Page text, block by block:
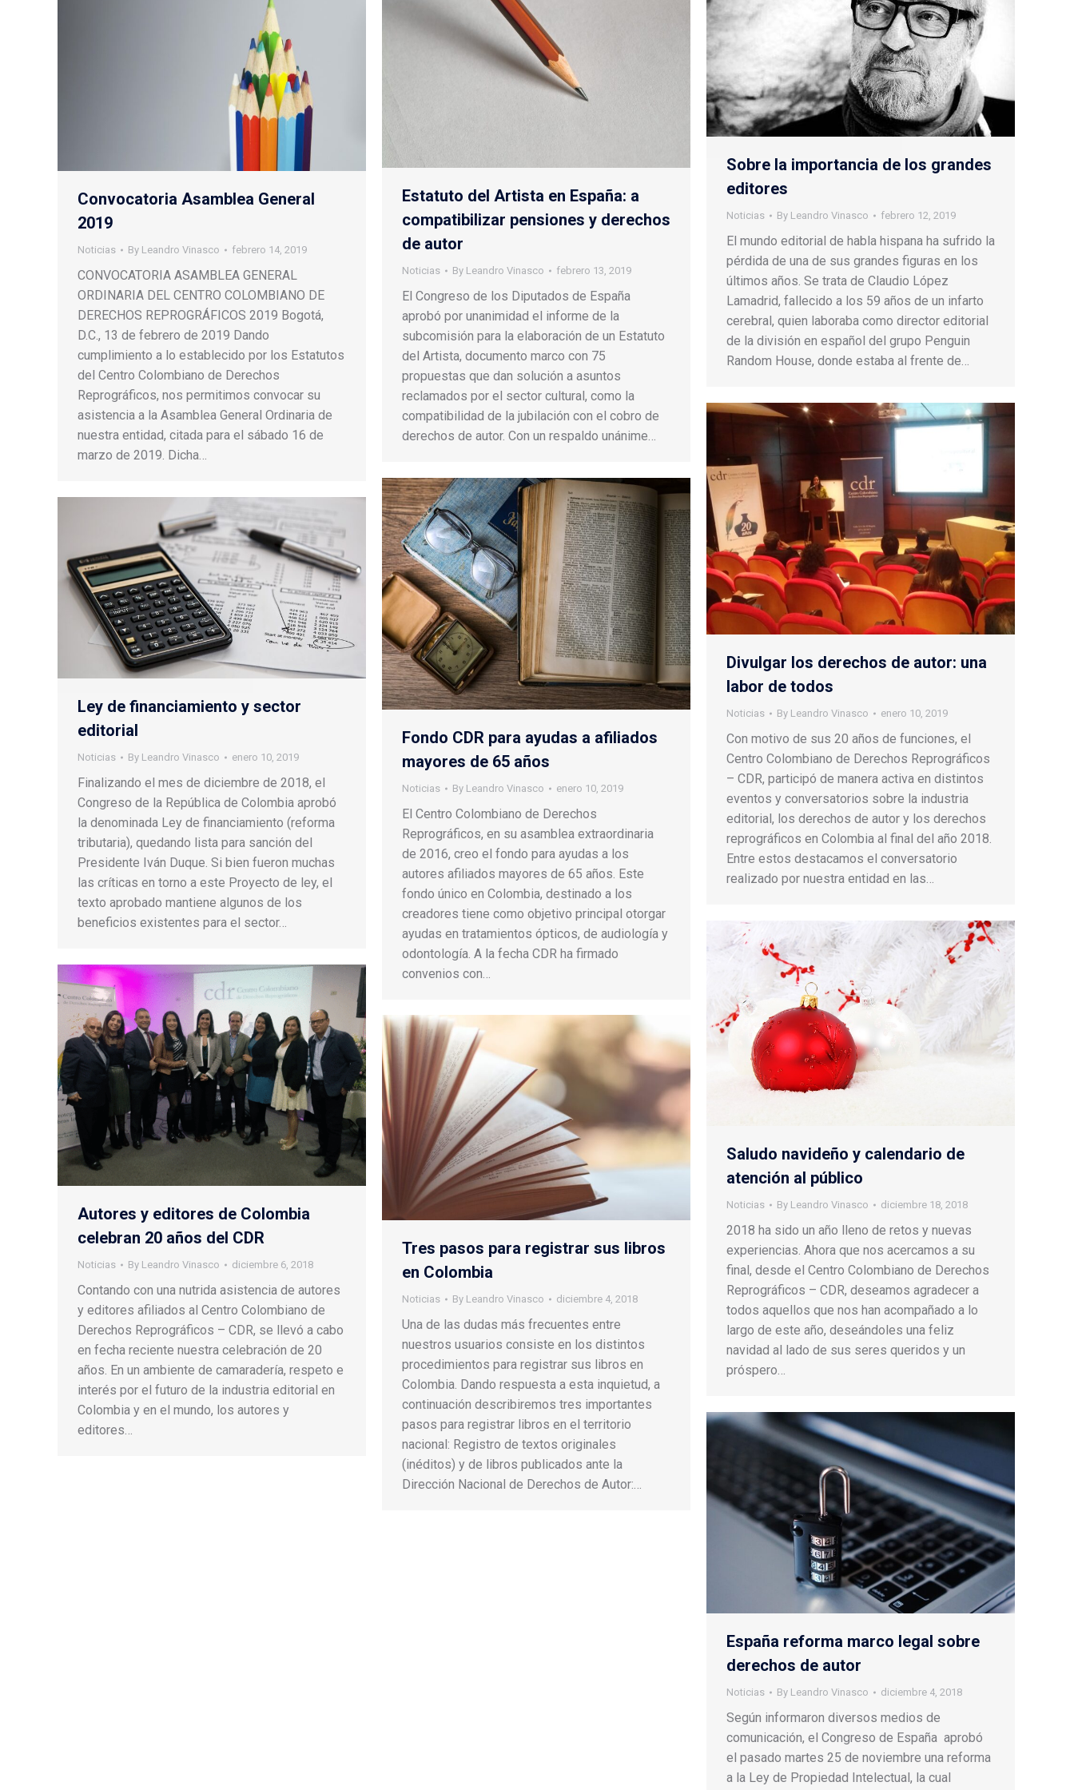
Convocatoria Asamblea General
2019
Noticias By Leandro Vinasco febrero 14, 2019
CONVOCATORIA ASAMBLEA GENERAL
ORDINARIA DEL CENTRO COLOMBIANO DE
DERECHOS REPROGRÁFICOS 2019 Bogotá,
D.C., 13 de febrero de 2019 Dando
cumplimiento a lo establecido por los Estatutos
del Centro Colombiano de Derechos
Reprográficos, nos permitimos convocar su
asistencia a la Asamblea General Ordinaria de
nuestra entidad, citada para el sábado 16 de
marzo de 2019. Dicha…
Estatuto del Artista en España: a
compatibilizar pensiones y derechos
de autor
Noticias By Leandro Vinasco febrero 13, 2019
El Congreso de los Diputados de España
aprobó por unanimidad el informe de la
subcomisión para la elaboración de un Estatuto
del Artista, documento marco con 75
propuestas que dan solución a asuntos
reclamados por el sector cultural, como la
compatibilidad de la jubilación con el cobro de
derechos de autor. Con un respaldo unánime…
Sobre la importancia de los grandes
editores
Noticias By Leandro Vinasco febrero 12, 2019
El mundo editorial de habla hispana ha sufrido la
pérdida de una de sus grandes figuras en los
últimos años. Se trata de Claudio López
Lamadrid, fallecido a los 59 años de un infarto
cerebral, quien laboraba como director editorial
de la división en español del grupo Penguin
Random House, donde estaba al frente de…
Divulgar los derechos de autor: una
labor de todos
Noticias By Leandro Vinasco enero 10, 2019
Con motivo de sus 20 años de funciones, el
Centro Colombiano de Derechos Reprográficos
– CDR, participó de manera activa en distintos
eventos y conversatorios sobre la industria
editorial, los derechos de autor y los derechos
reprográficos en Colombia al final del año 2018.
Entre estos destacamos el conversatorio
realizado por nuestra entidad en las…
Fondo CDR para ayudas a afiliados
mayores de 65 años
Noticias By Leandro Vinasco enero 10, 2019
El Centro Colombiano de Derechos
Reprográficos, en su asamblea extraordinaria
de 2016, creo el fondo para ayudas a los
autores afiliados mayores de 65 años. Este
fondo único en Colombia, destinado a los
creadores tiene como objetivo principal otorgar
ayudas en tratamientos ópticos, de audiología y
odontología. A la fecha CDR ha firmado
convenios con…
Ley de financiamiento y sector
editorial
Noticias By Leandro Vinasco enero 10, 2019
Finalizando el mes de diciembre de 2018, el
Congreso de la República de Colombia aprobó
la denominada Ley de financiamiento (reforma
tributaria), quedando lista para sanción del
Presidente Iván Duque. Si bien fueron muchas
las críticas en torno a este Proyecto de ley, el
texto aprobado mantiene algunos de los
beneficios existentes para el sector…
Saludo navideño y calendario de
atención al público
Noticias By Leandro Vinasco diciembre 18, 2018
2018 ha sido un año lleno de retos y nuevas
experiencias. Ahora que nos acercamos a su
final, desde el Centro Colombiano de Derechos
Reprográficos – CDR, deseamos agradecer a
todos aquellos que nos han acompañado a lo
largo de este año, deseándoles una feliz
navidad al lado de sus seres queridos y un
próspero…
Autores y editores de Colombia
celebran 20 años del CDR
Noticias By Leandro Vinasco diciembre 6, 2018
Contando con una nutrida asistencia de autores
y editores afiliados al Centro Colombiano de
Derechos Reprográficos – CDR, se llevó a cabo
en fecha reciente nuestra celebración de 20
años. En un ambiente de camaradería, respeto e
interés por el futuro de la industria editorial en
Colombia y en el mundo, los autores y
editores…
Tres pasos para registrar sus libros
en Colombia
Noticias By Leandro Vinasco diciembre 4, 2018
Una de las dudas más frecuentes entre
nuestros usuarios consiste en los distintos
procedimientos para registrar sus libros en
Colombia. Dando respuesta a esta inquietud, a
continuación describiremos tres importantes
pasos para registrar libros en el territorio
nacional: Registro de textos originales
(inéditos) y de libros publicados ante la
Dirección Nacional de Derechos de Autor:…
España reforma marco legal sobre
derechos de autor
Noticias By Leandro Vinasco diciembre 4, 2018
Según informaron diversos medios de
comunicación, el Congreso de España aprobó
el pasado martes 25 de noviembre una reforma
a la Ley de Propiedad Intelectual, la cual